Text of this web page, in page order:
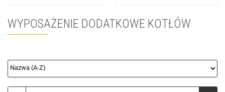
WYPOSAŻENIE DODATKOWE KOTŁÓW